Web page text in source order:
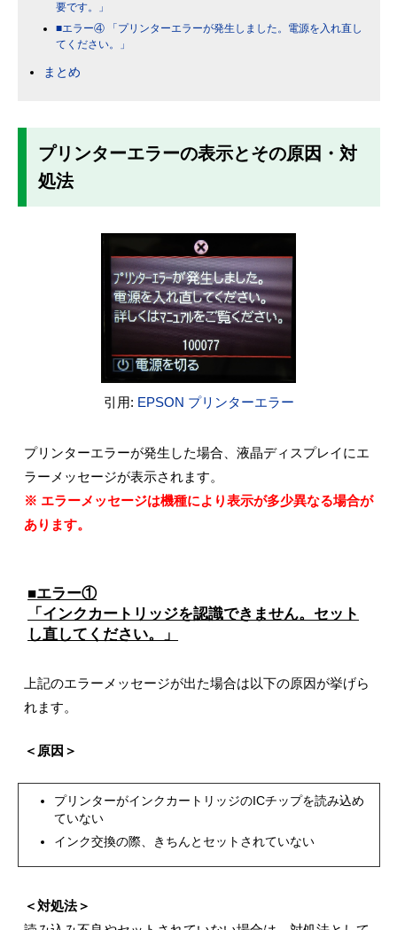
要です。」
■エラー④ 「プリンターエラーが発生しました。電源を入れ直し
てください。」
まとめ
プリンターエラーの表示とその原因・対
処法
引用: EPSON プリンターエラー
プリンターエラーが発生した場合、液晶ディスプレイにエ
ラーメッセージが表示されます。
※ エラーメッセージは機種により表示が多少異なる場合が
あります。
■エラー①
「インクカートリッジを認識できません。セット
し直してください。」
上記のエラーメッセージが出た場合は以下の原因が挙げら
れます。
＜原因＞
プリンターがインクカートリッジのICチップを読み込め
ていない
インク交換の際、きちんとセットされていない
＜対処法＞